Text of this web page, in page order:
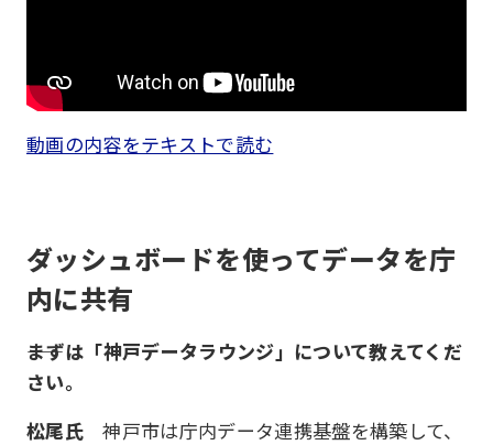
動画の内容をテキストで読む
ダッシュボードを使ってデータを庁
内に共有
――まずは「神戸データラウンジ」について教えてくだ
さい。
松尾氏 神戸市は庁内データ連携基盤を構築して、